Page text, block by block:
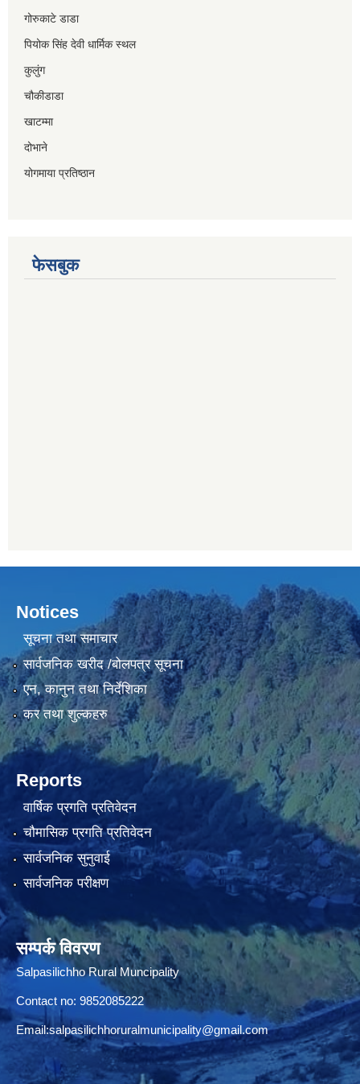
गोरुकाटे डाडा
पियोक सिंह देवी धार्मिक स्थल
कुलुंग
चौकीडाडा
खाटम्मा
दोभाने
योगमाया प्रतिष्ठान
फेसबुक
Notices
सूचना तथा समाचार
सार्वजनिक खरीद /बोलपत्र सूचना
एन, कानुन तथा निर्देशिका
कर तथा शुल्कहरु
Reports
वार्षिक प्रगति प्रतिवेदन
चौमासिक प्रगति प्रतिवेदन
सार्वजनिक सुनुवाई
सार्वजनिक परीक्षण
सम्पर्क विवरण
Salpasilichho Rural Muncipality
Contact no: 9852085222
Email:salpasilichhoruralmunicipality@gmail.com